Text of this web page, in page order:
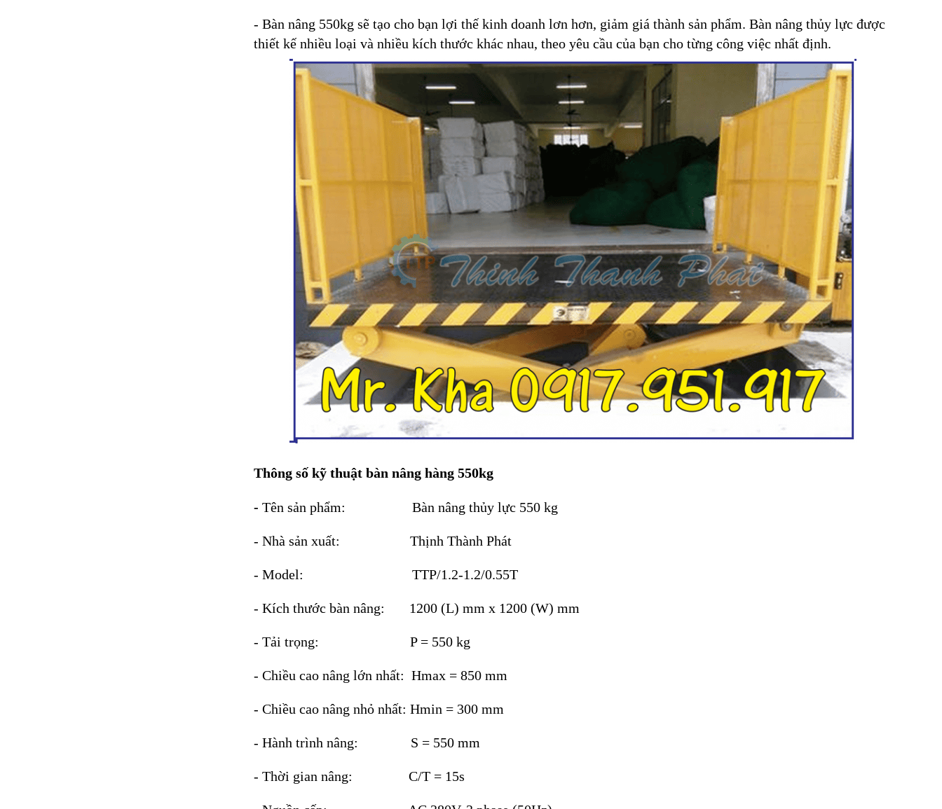
- Bàn nâng 550kg sẽ tạo cho bạn lợi thế kinh doanh lơn hơn, giảm giá thành sản phẩm. Bàn nâng thủy lực được
thiết kế nhiều loại và nhiều kích thước khác nhau, theo yêu cầu của bạn cho từng công việc nhất định.
Thông số kỹ thuật bàn nâng hàng 550kg
- Tên sản phẩm: Bàn nâng thủy lực 550 kg
- Nhà sản xuất: Thịnh Thành Phát
- Model: TTP/1.2-1.2/0.55T
- Kích thước bàn nâng: 1200 (L) mm x 1200 (W) mm
- Tải trọng: P = 550 kg
- Chiều cao nâng lớn nhất: Hmax = 850 mm
- Chiều cao nâng nhỏ nhất: Hmin = 300 mm
- Hành trình nâng: S = 550 mm
- Thời gian nâng: C/T = 15s